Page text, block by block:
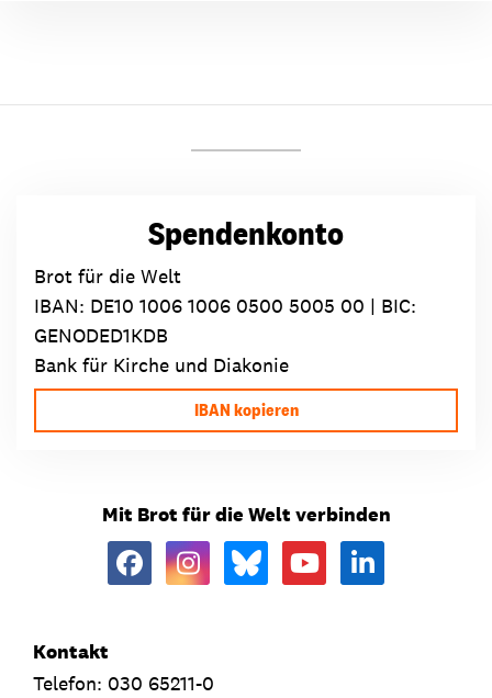
Spendenkonto
Brot für die Welt
IBAN: DE10 1006 1006 0500 5005 00 | BIC:
GENODED1KDB
Bank für Kirche und Diakonie
IBAN kopieren
Mit Brot für die Welt verbinden
Kontakt
Telefon: 030 65211-0